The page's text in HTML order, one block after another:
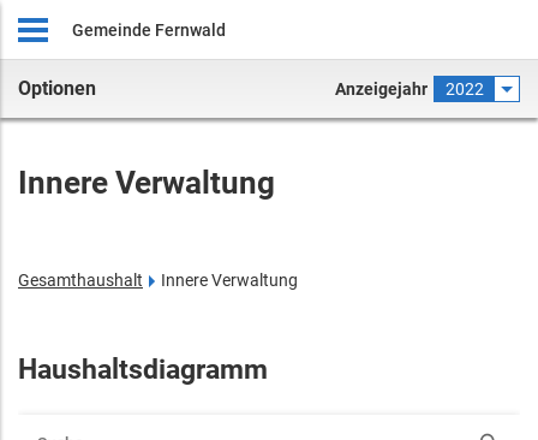
Gemeinde Fernwald
Optionen Anzeigejahr 2022
Innere Verwaltung
Gesamthaushalt Innere Verwaltung
Haushaltsdiagramm